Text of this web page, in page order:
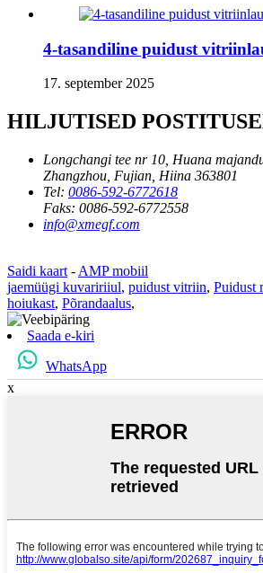
4-tasandiline puidust
17. september 2025
HILJUTISED
Longchangi tee nr 10, Huana
Zhangzhou, Fujian, Hiina 363801
Tel: 0086-592-6772618
Faks: 0086-592-6772558
info@xmegf.com
Saidi kaart - AMP mobiil
jaemüügi kuvaririiul, puidust vitriin, Puidust
hoiukast, Põrandaalus,
Saada e-kiri
WhatsApp
x